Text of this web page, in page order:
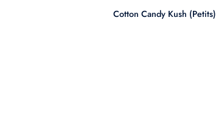
Cotton Candy Kush (Petits)